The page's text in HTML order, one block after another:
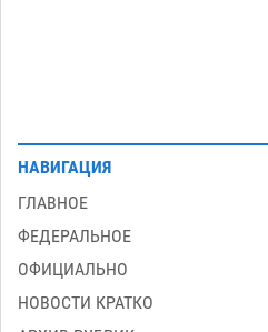
НАВИГАЦИЯ
ГЛАВНОЕ
ФЕДЕРАЛЬНОЕ
ОФИЦИАЛЬНО
НОВОСТИ КРАТКО